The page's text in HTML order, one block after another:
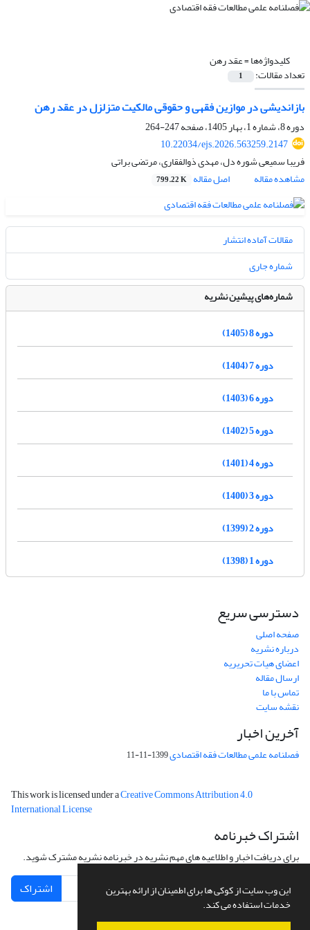
این وب سایت از کوکی ها برای اطمینان از ارائه بهترین
خدمات استفاده می کند.
کلیدواژه‌ها =عقد رهن
تعداد مقالات: 1
بازاندیشی در موازین فقهی و حقوقی مالکیت متزلزل در عقد رهن
دوره 8، شماره 1، بهار 1405، صفحه
247-264
10.22034/ejs.2026.563259.2147
فریبا سمیعی شوره دل، مهدی ذوالفقاری، مرتضی براتی
مشاهده مقاله
اصل مقاله 799.22 K
مقالات آماده انتشار
شماره جاری
شماره‌های پیشین نشریه
دوره 8 (1405)
دوره 7 (1404)
دوره 6 (1403)
دوره 5 (1402)
دوره 4 (1401)
دوره 3 (1400)
دوره 2 (1399)
دوره 1 (1398)
دسترسی سریع
صفحه اصلی
درباره نشریه
اعضای هیات تحریریه
ارسال مقاله
تماس با ما
نقشه سایت
آخرین اخبار
فصلنامه علمی مطالعات فقه اقتصادی1399-11-11
This work is licensed under aCreative Commons Attribution 4.0
International License
اشتراک خبرنامه
برای دریافت اخبار و اطلاعیه های مهم نشریه در خبرنامه نشریه مشترک شوید.
اشتراک